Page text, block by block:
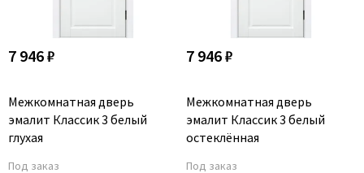
7 946 ₽
Межкомнатная дверь
эмалит Классик 3 белый
глухая
Под заказ
7 946 ₽
Межкомнатная дверь
эмалит Классик 3 белый
остеклённая
Под заказ